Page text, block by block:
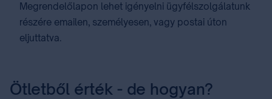
Megrendelőlapon lehet igényelni ügyfélszolgálatunk
részére emailen, személyesen, vagy postai úton
eljuttatva.
Ötletből érték - de hogyan?